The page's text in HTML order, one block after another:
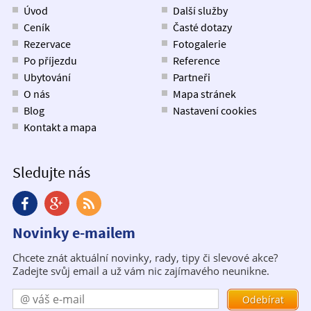
Úvod
Ceník
Rezervace
Po příjezdu
Ubytování
O nás
Blog
Kontakt a mapa
Další služby
Časté dotazy
Fotogalerie
Reference
Partneři
Mapa stránek
Nastavení cookies
Sledujte nás
Novinky e-mailem
Chcete znát aktuální novinky, rady, tipy či slevové akce?
Zadejte svůj email a už vám nic zajímavého neunikne.